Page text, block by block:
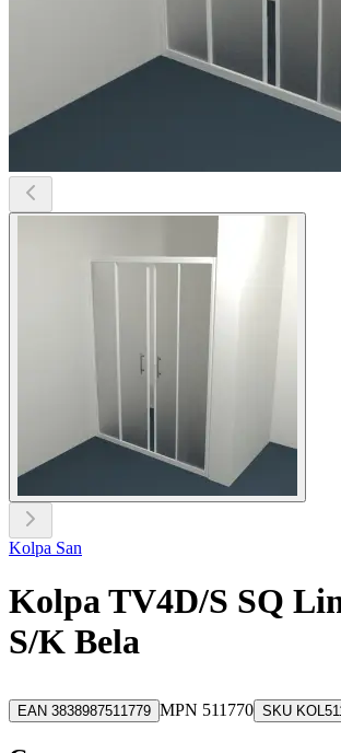
Kolpa San
Kolpa TV4D/S SQ
S/K Bela
EAN 3838987511779 MPN 511770 SKU